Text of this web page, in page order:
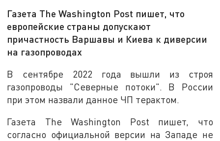
Газета The Washington Post пишет, что
европейские страны допускают
причастность Варшавы и Киева к диверсии
на газопроводах
В сентябре 2022 года вышли из строя
газопроводы "Северные потоки". В России
при этом назвали данное ЧП терактом.
Газета The Washington Post пишет, что
согласно официальной версии на Западе не